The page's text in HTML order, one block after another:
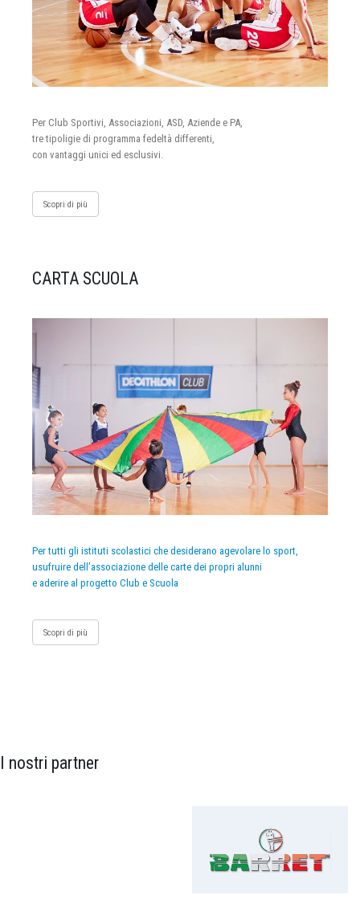
Per Club Sportivi, Associazioni, ASD, Aziende e PA,
tre tipoligie di programma fedeltà differenti,
con vantaggi unici ed esclusivi.
Scopri di più
CARTA SCUOLA
Per tutti gli istituti scolastici che desiderano agevolare lo sport,
usufruire dell’associazione delle carte dei propri alunni
e aderire al progetto Club e Scuola
Scopri di più
I nostri partner